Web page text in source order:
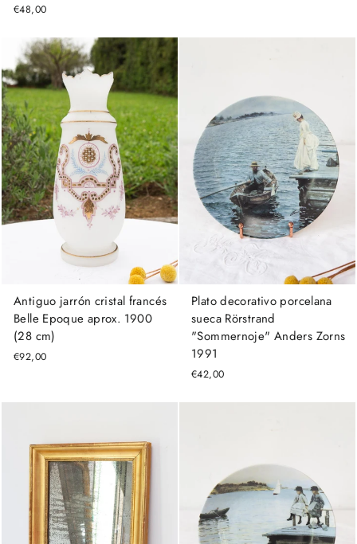
€48,00
Antiguo jarrón cristal francés
Belle Epoque aprox. 1900
(28 cm)
€92,00
Plato decorativo porcelana
sueca Rörstrand
"Sommernoje" Anders Zorns
1991
€42,00